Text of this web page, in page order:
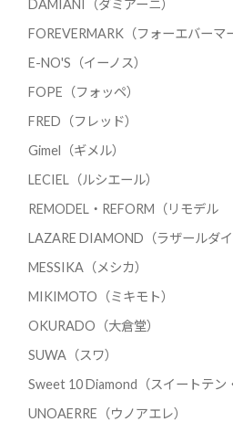
DAMIANI（ダミアーニ）
FOREVERMARK（フォーエバーマ
E-NO'S（イーノス）
FOPE（フォッペ）
FRED（フレッド）
Gimel（ギメル）
LECIEL（ルシエール）
REMODEL・REFORM（リモデル
LAZARE DIAMOND（ラザールダイ
MESSIKA（メシカ）
MIKIMOTO（ミキモト）
OKURADO（大倉堂）
SUWA（スワ）
Sweet 10 Diamond（スイートテン
UNOAERRE（ウノアエレ）